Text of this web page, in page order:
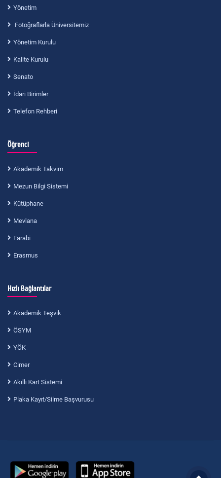
Yönetim
Fotoğraflarla Üniversitemiz
Yönetim Kurulu
Kalite Kurulu
Senato
İdari Birimler
Telefon Rehberi
Öğrenci
Akademik Takvim
Mezun Bilgi Sistemi
Kütüphane
Mevlana
Farabi
Erasmus
Hızlı Bağlantılar
Akademik Teşvik
ÖSYM
YÖK
Cimer
Akıllı Kart Sistemi
Plaka Kayıt/Silme Başvurusu